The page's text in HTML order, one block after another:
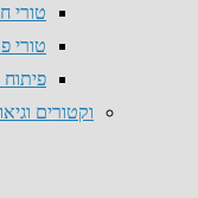
טורי
טורי
פיתוח
וקטורים